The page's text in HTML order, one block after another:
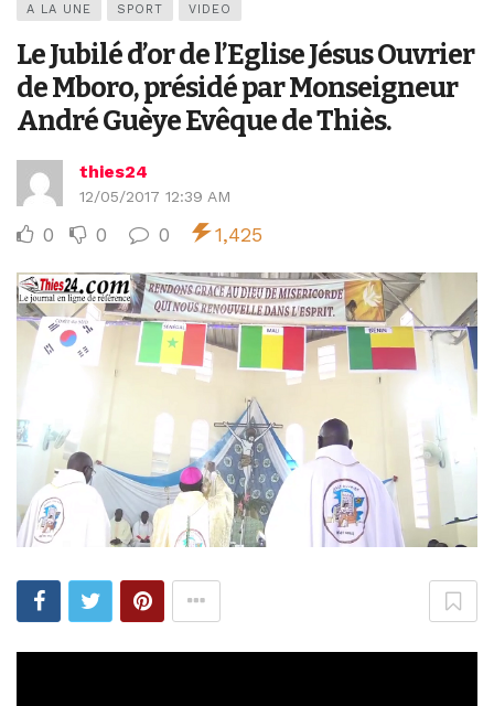
A LA UNE SPORT VIDEO
Le Jubilé d’or de l’Eglise Jésus Ouvrier
de Mboro, présidé par Monseigneur
André Guèye Evêque de Thiès.
thies24
12/05/2017 12:39 AM
0 0 0 1,425